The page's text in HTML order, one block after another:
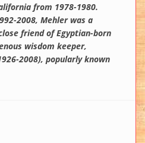
from 1978-1980.
2008, Mehler was a
friend of Egyptian-born
wisdom keeper,
2008), popularly known